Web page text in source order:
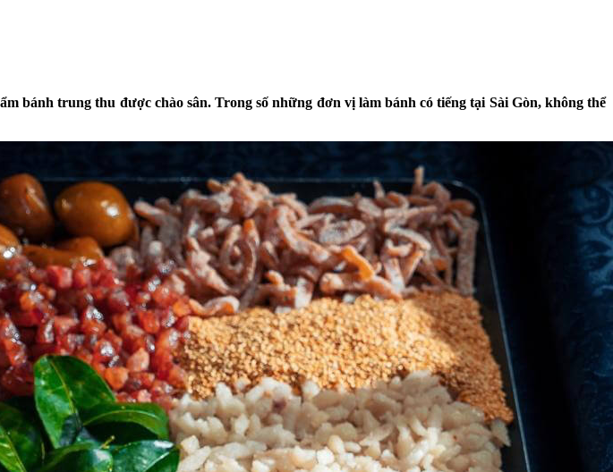
bánh trung thu được chào sân. Trong số những đơn vị làm bánh có tiếng tại Sài Gòn, không thể